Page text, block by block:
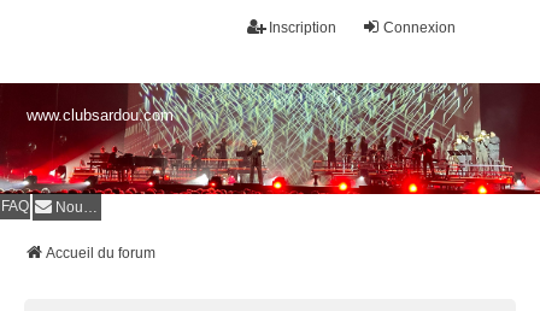
Connexion
Inscription
www.clubsardou.com
FAQ Nous contacter
Accueil du forum